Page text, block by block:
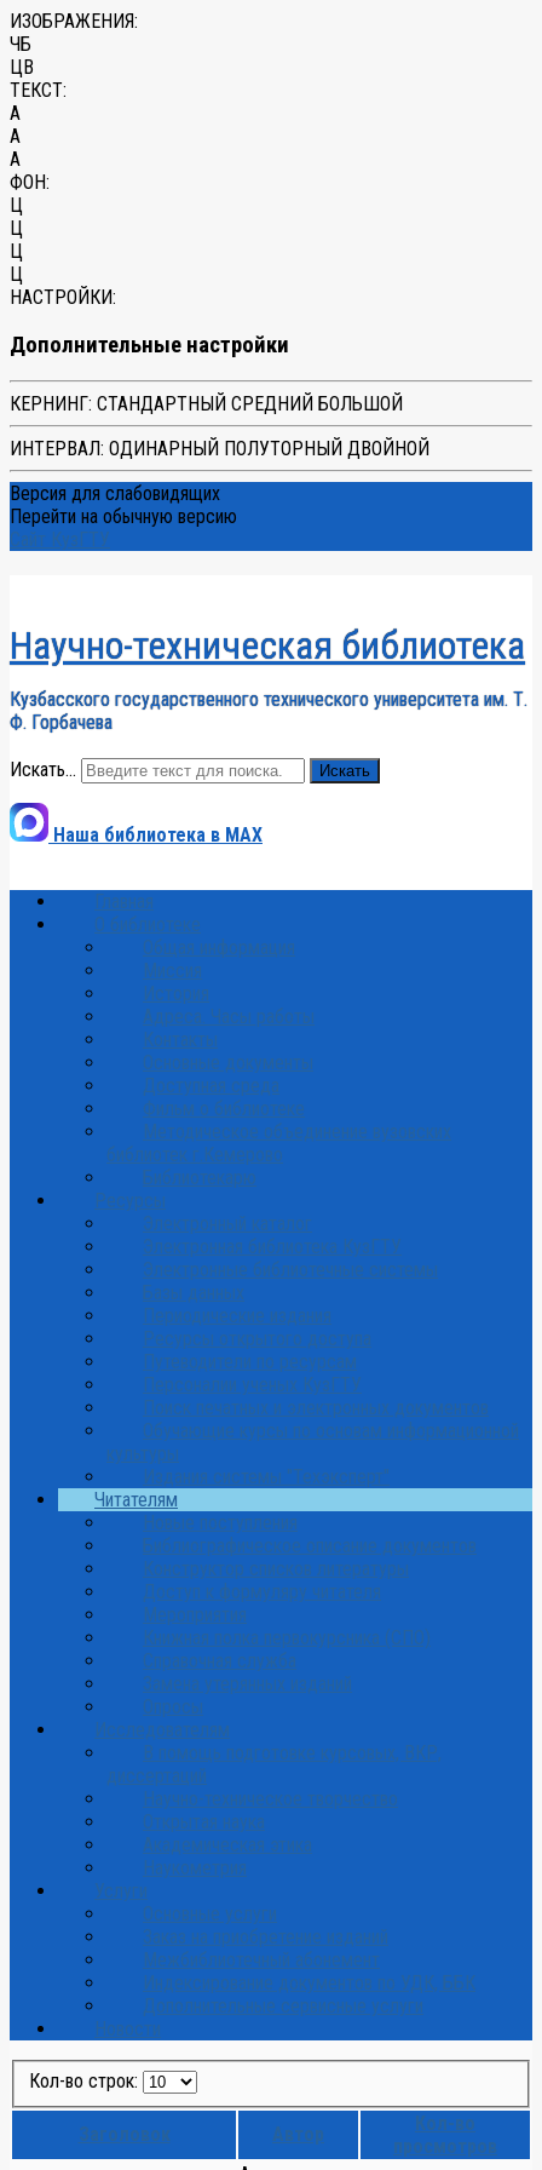
ИЗОБРАЖЕНИЯ:
ЧБ
ЦВ
ТЕКСТ:
A
A
A
ФОН:
Ц
Ц
Ц
Ц
НАСТРОЙКИ:
Дополнительные настройки
КЕРНИНГ: СТАНДАРТНЫЙ СРЕДНИЙ БОЛЬШОЙ
ИНТЕРВАЛ: ОДИНАРНЫЙ ПОЛУТОРНЫЙ ДВОЙНОЙ
Версия для слабовидящих
Перейти на обычную версию
Сайт КузГТУ
Научно-техническая библиотека
Кузбасского государственного технического университета им. Т.
Ф. Горбачева
Искать... Искать
Наша библиотека в MAX
Главная
О библиотеке
Общая информация
Миссия
История
Адреса. Часы работы
Контакты
Основные документы
Доступная среда
Фильм о библиотеке
Методическое объединение вузовских
библиотек г.Кемерово
Библиотекарю
Ресурсы
Электронный каталог
Электронная библиотека КузГТУ
Электронные библиотечные системы
Базы данных
Периодические издания
Ресурсы открытого доступа
Путеводители по ресурсам
Персоналии ученых КузГТУ
Поиск печатных и электронных документов
Обучающие курсы по основам информационной
культуры
Издания системы "Техэксперт"
Читателям
Новые поступления
Библиографическое описание документов
Конструктор списков литературы
Доступ к формуляру читателя
Мероприятия
Книжная полка первокурсника (СПО)
Справочная служба
Замена утерянных изданий
Опросы
Исследователям
В помощь подготовке курсовых, ВКР,
диссертаций
Научно-техническое творчество
Открытая наука
Академическая этика
Наукометрия
Услуги
Основные услуги
Заказ на приобретение изданий
Межбиблиотечный абонемент
Индексирование документов по УДК, ББК
Дополнительные сервисные услуги
Новости
Кол-во строк:
Заголовок Автор
Кол-во
просмотров